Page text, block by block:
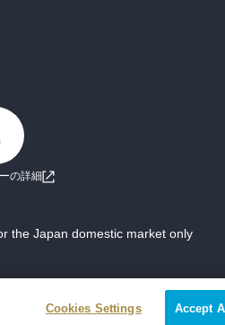
の詳細
the Japan domestic market only
Cookies Settings Accept